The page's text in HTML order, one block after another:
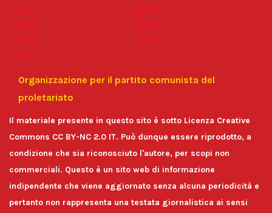
2017
2016
2015
2014
2009
2008
2007
Prec.
Organizzazione per il partito comunista del
proletariato
Il materiale presente in questo sito è sotto Licenza Creative
Commons CC BY-NC 2.0 IT. Può dunque essere riprodotto, a
condizione che sia riconosciuto l'autore, per scopi non
commerciali. Questo è un sito web di informazione
indipendente che viene aggiornato senza alcuna periodicità e
pertanto non rappresenta una testata giornalistica ai sensi